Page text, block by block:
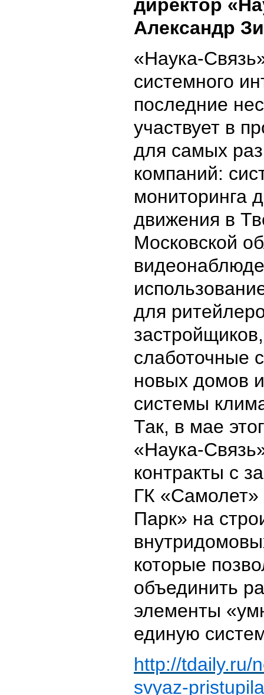
директор
Александр
«Наука-
системного
последние
участвует в
для самых
компаний:
мониторинга
движения в
Московской
для
слаботочные
новых домов
системы
Так, в мае
«Наука-
контракты с
ГК «Самолет»
Парк» на
которые
объединить
элементы
единую
http://tdaily.ru/
svyaz-